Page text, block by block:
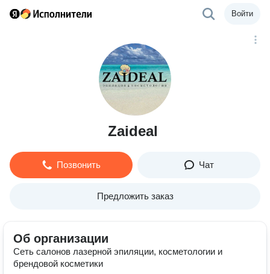
Войти
Zaideal
Позвонить Чат
Предложить заказ
Об организации
Сеть салонов лазерной эпиляции, косметологии и
брендовой косметики